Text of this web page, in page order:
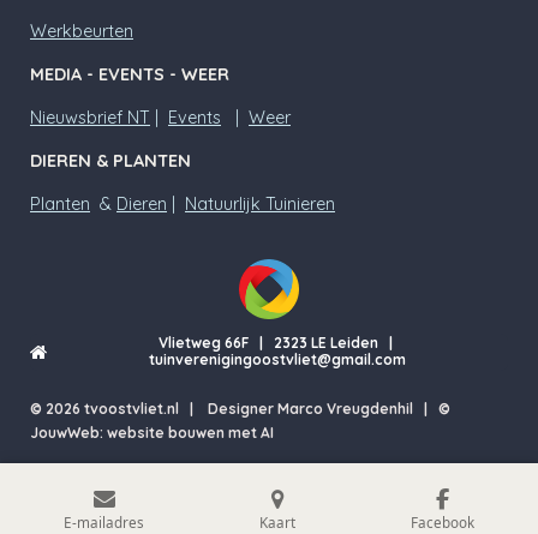
Werkbeurten
MEDIA - EVENTS - WEER
Nieuwsbrief NT
Events
Weer
DIEREN & PLANTEN
Planten & Dieren Natuurlijk Tuinieren
Vlietweg 66F | 2323 LE Leiden |
tuinverenigingoostvliet@gmail.com
© 2026 tvoostvliet.nl | Designer Marco Vreugdenhil | ©
JouwWeb: website bouwen met AI
E-mailadres Kaart Facebook